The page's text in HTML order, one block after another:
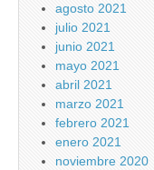
agosto 2021
julio 2021
junio 2021
mayo 2021
abril 2021
marzo 2021
febrero 2021
enero 2021
noviembre 2020